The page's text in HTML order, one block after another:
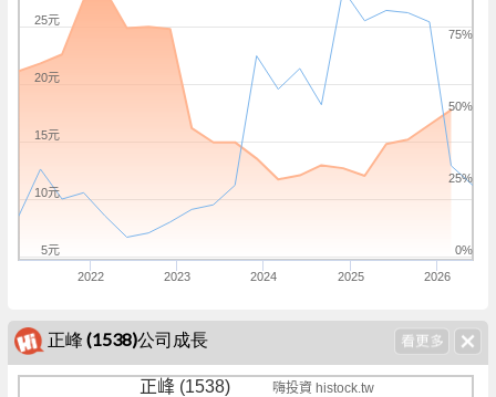
2022 2023 2024 2025 2026
0%
25%
50%
75%
5元
10元
15元
20元
25元
正峰 (1538)公司成長
正峰 (1538) 嗨投資 histock.tw